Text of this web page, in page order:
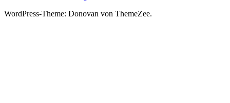
WordPress-Theme: Donovan von ThemeZee.